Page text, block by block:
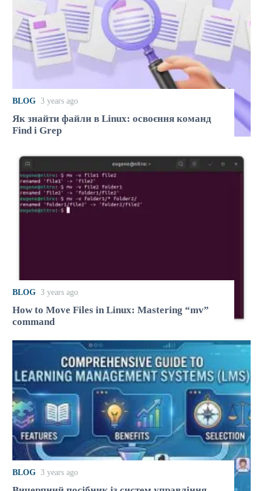
BLOG 3 years ago
Як знайти файли в Linux: освоєння команд
Find і Grep
BLOG 3 years ago
How to Move Files in Linux: Mastering “mv”
command
BLOG 3 years ago